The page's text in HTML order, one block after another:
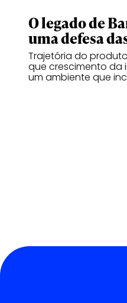
O legado de
uma defesa
Trajetória do
que crescimento da
um ambiente que